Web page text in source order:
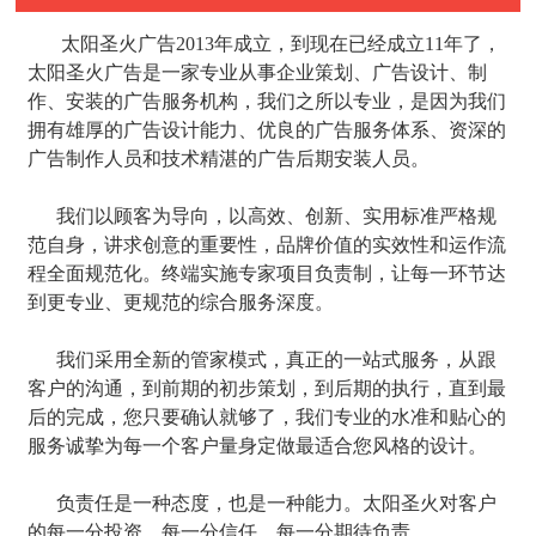
太阳圣火广告2013年成立，到现在已经成立11年了，
太阳圣火广告是一家专业从事企业策划、广告设计、制
作、安装的广告服务机构，我们之所以专业，是因为我们
拥有雄厚的广告设计能力、优良的广告服务体系、资深的
广告制作人员和技术精湛的广告后期安装人员。
我们以顾客为导向，以高效、创新、实用标准严格规
范自身，讲求创意的重要性，品牌价值的实效性和运作流
程全面规范化。终端实施专家项目负责制，让每一环节达
到更专业、更规范的综合服务深度。
我们采用全新的管家模式，真正的一站式服务，从跟
客户的沟通，到前期的初步策划，到后期的执行，直到最
后的完成，您只要确认就够了，我们专业的水准和贴心的
服务诚挚为每一个客户量身定做最适合您风格的设计。
负责任是一种态度，也是一种能力。太阳圣火对客户